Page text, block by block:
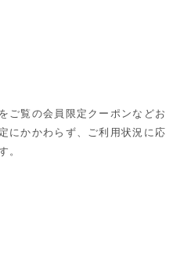
ご覧の会員限定クーポンなどお
にかかわらず、ご利用状況に応
。